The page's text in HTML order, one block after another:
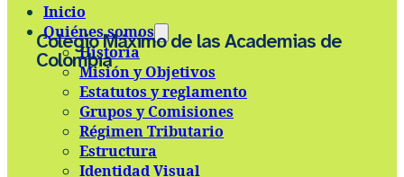
Inicio
Quiénes somos
Historia
Misión y Objetivos
Estatutos y reglamento
Grupos y Comisiones
Régimen Tributario
Estructura
Identidad Visual
Colegio Máximo de las Academias de
Colombia